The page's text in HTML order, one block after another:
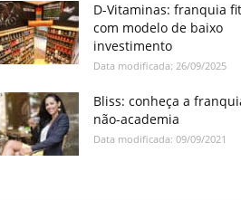
D-Vitaminas: franquia
com modelo de baixo
investimento
Data modificada: 26/09/2025
Bliss: conheça a
não-academia
Data modificada: 09/09/2021